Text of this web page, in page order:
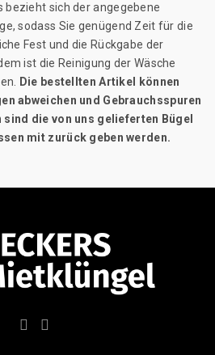
bezieht sich der angegebene
sodass Sie genügend Zeit für die
Fest und die Rückgabe der
ist die Reinigung der Wäsche
Die bestellten Artikel können
abweichen und Gebrauchsspuren
die von uns gelieferten Bügel
mit zurück geben werden.